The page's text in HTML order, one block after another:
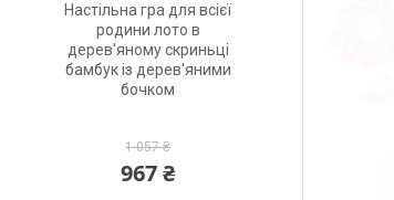
Настільна гра для всієї
родини лото в
дерев'яному скриньці
бамбук із дерев'яними
бочком
1 057 ₴
967 ₴